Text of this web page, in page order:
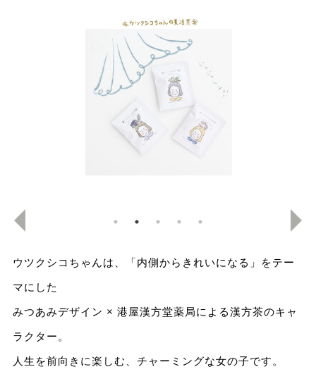
ウツクシコちゃんは、「内側からきれいになる」をテー
マにした
みつあみデザイン × 港屋漢方堂薬局による漢方茶のキャ
ラクター。
人生を前向きに楽しむ、チャーミングな女の子です。